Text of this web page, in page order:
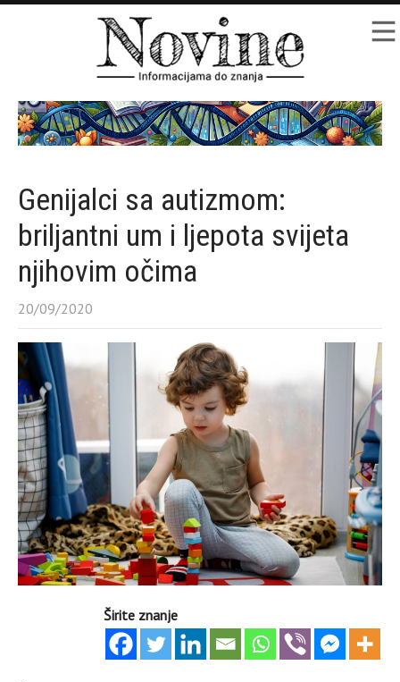
Genijalci sa autizmom:
briljantni um i ljepota svijeta
njihovim očima
20/09/2020
Širite znanje